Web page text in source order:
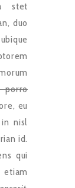
stet
duo
eu
nisl
id.
qui